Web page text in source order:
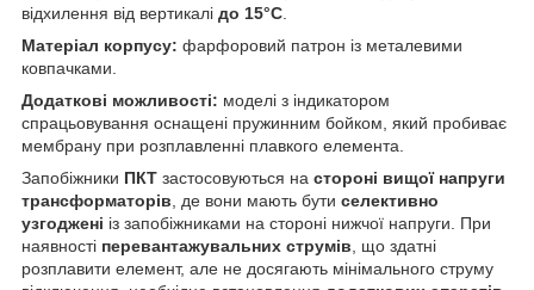
відхилення від вертикалі до 15°С.
Матеріал корпусу: фарфоровий патрон із металевими
ковпачками.
Додаткові можливості: моделі з індикатором
спрацьовування оснащені пружинним бойком, який пробиває
мембрану при розплавленні плавкого елемента.
Запобіжники ПКТ застосовуються на стороні вищої напруги
трансформаторів, де вони мають бути селективно
узгоджені із запобіжниками на стороні нижчої напруги. При
наявності перевантажувальних струмів, що здатні
розплавити елемент, але не досягають мінімального струму